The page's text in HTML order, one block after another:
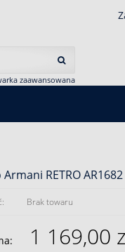
zaawansowana
RETRO AR1682
Brak towaru
1 169,00